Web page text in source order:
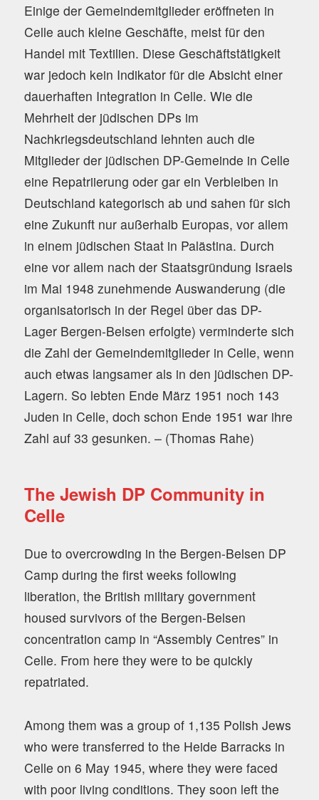
Einige der Gemeindemitglieder eröffneten in
Celle auch kleine Geschäfte, meist für den
Handel mit Textilien. Diese Geschäftstätigkeit
war jedoch kein Indikator für die Absicht einer
dauerhaften Integration in Celle. Wie die
Mehrheit der jüdischen DPs im
Nachkriegsdeutschland lehnten auch die
Mitglieder der jüdischen DP-Gemeinde in Celle
eine Repatriierung oder gar ein Verbleiben in
Deutschland kategorisch ab und sahen für sich
eine Zukunft nur außerhalb Europas, vor allem
in einem jüdischen Staat in Palästina. Durch
eine vor allem nach der Staatsgründung Israels
im Mai 1948 zunehmende Auswanderung (die
organisatorisch in der Regel über das DP-
Lager Bergen-Belsen erfolgte) verminderte sich
die Zahl der Gemeindemitglieder in Celle, wenn
auch etwas langsamer als in den jüdischen DP-
Lagern. So lebten Ende März 1951 noch 143
Juden in Celle, doch schon Ende 1951 war ihre
Zahl auf 33 gesunken. – (Thomas Rahe)
The Jewish DP Community in
Celle
Due to overcrowding in the Bergen-Belsen DP
Camp during the first weeks following
liberation, the British military government
housed survivors of the Bergen-Belsen
concentration camp in “Assembly Centres” in
Celle. From here they were to be quickly
repatriated.
Among them was a group of 1,135 Polish Jews
who were transferred to the Heide Barracks in
Celle on 6 May 1945, where they were faced
with poor living conditions. They soon left the